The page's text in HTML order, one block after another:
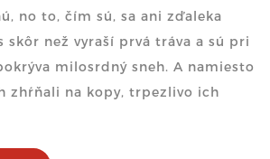
no to, čím sú, sa ani zďaleka
skôr než vyraší prvá tráva a sú pri
milosrdný sneh. A namiesto
zhŕňali na kopy, trpezlivo ich